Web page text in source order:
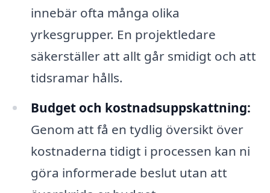
innebär ofta många olika
yrkesgrupper. En projektledare
säkerställer att allt går smidigt och att
tidsramar hålls.
Budget och kostnadsuppskattning:
Genom att få en tydlig översikt över
kostnaderna tidigt i processen kan ni
göra informerade beslut utan att